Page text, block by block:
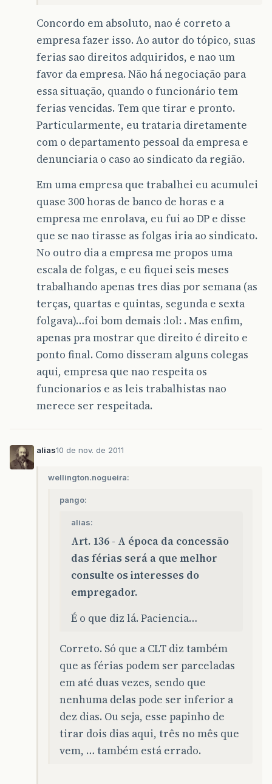
Concordo em absoluto, nao é correto a
empresa fazer isso. Ao autor do tópico, suas
ferias sao direitos adquiridos, e nao um
favor da empresa. Não há negociação para
essa situação, quando o funcionário tem
ferias vencidas. Tem que tirar e pronto.
Particularmente, eu trataria diretamente
com o departamento pessoal da empresa e
denunciaria o caso ao sindicato da região.
Em uma empresa que trabalhei eu acumulei
quase 300 horas de banco de horas e a
empresa me enrolava, eu fui ao DP e disse
que se nao tirasse as folgas iria ao sindicato.
No outro dia a empresa me propos uma
escala de folgas, e eu fiquei seis meses
trabalhando apenas tres dias por semana (as
terças, quartas e quintas, segunda e sexta
folgava)…foi bom demais :lol: . Mas enfim,
apenas pra mostrar que direito é direito e
ponto final. Como disseram alguns colegas
aqui, empresa que nao respeita os
funcionarios e as leis trabalhistas nao
merece ser respeitada.
alias10 de nov. de 2011
wellington.nogueira:
pango:
alias:
Art. 136 - A época da concessão
das férias será a que melhor
consulte os interesses do
empregador.
É o que diz lá. Paciencia…
Correto. Só que a CLT diz também
que as férias podem ser parceladas
em até duas vezes, sendo que
nenhuma delas pode ser inferior a
dez dias. Ou seja, esse papinho de
tirar dois dias aqui, três no mês que
vem, … também está errado.